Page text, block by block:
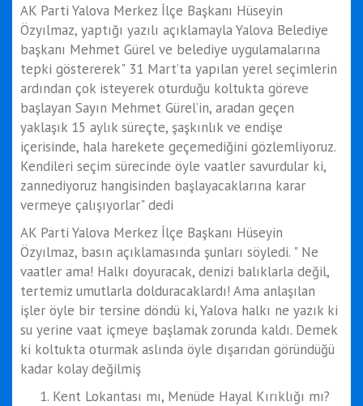
AK Parti Yalova Merkez İlçe Başkanı Hüseyin
Özyılmaz, yaptığı yazılı açıklamayla Yalova Belediye
başkanı Mehmet Gürel ve belediye uygulamalarına
tepki göstererek" 31 Mart’ta yapılan yerel seçimlerin
ardından çok isteyerek oturduğu koltukta göreve
başlayan Sayın Mehmet Gürel’in, aradan geçen
yaklaşık 15 aylık süreçte, şaşkınlık ve endişe
içerisinde, hala harekete geçemediğini gözlemliyoruz.
Kendileri seçim sürecinde öyle vaatler savurdular ki,
zannediyoruz hangisinden başlayacaklarına karar
vermeye çalışıyorlar" dedi
AK Parti Yalova Merkez İlçe Başkanı Hüseyin
Özyılmaz, basın açıklamasında şunları söyledi. " Ne
vaatler ama! Halkı doyuracak, denizi balıklarla değil,
tertemiz umutlarla dolduracaklardı! Ama anlaşılan
işler öyle bir tersine döndü ki, Yalova halkı ne yazık ki
su yerine vaat içmeye başlamak zorunda kaldı. Demek
ki koltukta oturmak aslında öyle dışarıdan göründüğü
kadar kolay değilmiş
Kent Lokantası mı, Menüde Hayal Kırıklığı mı?